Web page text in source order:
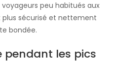
peu habitués aux
plus sécurisé et nettement
bondée.
pendant les pics